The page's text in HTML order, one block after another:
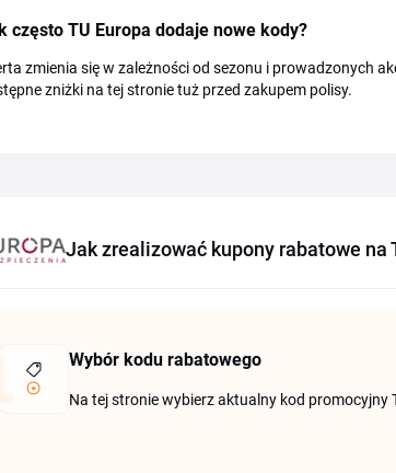
często TU Europa dodaje nowe kody?
zmienia się w zależności od sezonu i prowadzonych
zniżki na tej stronie tuż przed zakupem polisy.
Jak zrealizować kupony rabatowe na
Wybór kodu rabatowego
Na tej stronie wybierz aktualny kod promocyjny